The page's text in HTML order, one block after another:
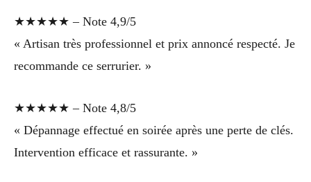
★★★★★ – Note 4,9/5
« Artisan très professionnel et prix annoncé respecté. Je
recommande ce serrurier. »
★★★★★ – Note 4,8/5
« Dépannage effectué en soirée après une perte de clés.
Intervention efficace et rassurante. »